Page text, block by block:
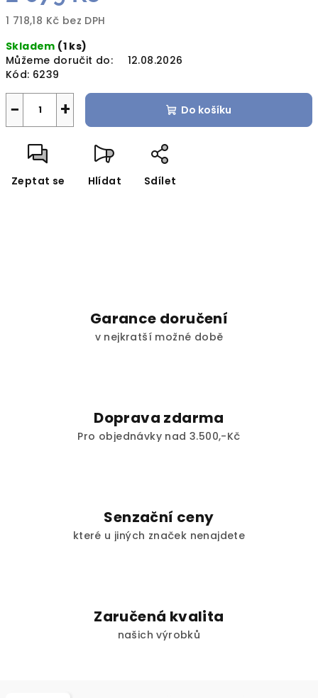
1 718,18 Kč bez DPH
cena:
Skladem (1 ks)
Můžeme doručit do:
12.08.2026
Kód: 6239
+
− Do košíku
Zeptat se Hlídat Sdílet
Garance doručení
v nejkratší možné době
Doprava zdarma
Pro objednávky nad 3.500,-Kč
Senzační ceny
které u jiných značek nenajdete
Zaručená kvalita
našich výrobků